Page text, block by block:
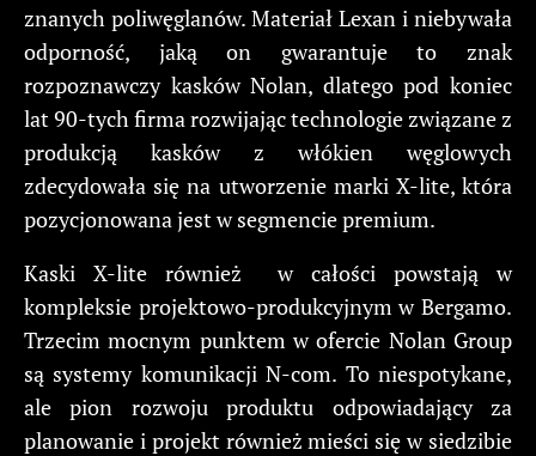
znanych poliwęglanów. Materiał Lexan i niebywała
odporność, jaką on gwarantuje to znak
rozpoznawczy kasków Nolan, dlatego pod koniec
lat 90-tych firma rozwijając technologie związane z
produkcją kasków z włókien węglowych
zdecydowała się na utworzenie marki X-lite, która
pozycjonowana jest w segmencie premium.
Kaski X-lite również w całości powstają w
kompleksie projektowo-produkcyjnym w Bergamo.
Trzecim mocnym punktem w ofercie Nolan Group
są systemy komunikacji N-com. To niespotykane,
ale pion rozwoju produktu odpowiadający za
planowanie i projekt również mieści się w siedzibie